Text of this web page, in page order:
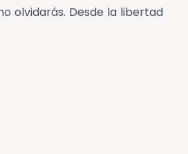
olvidarás. Desde la libertad